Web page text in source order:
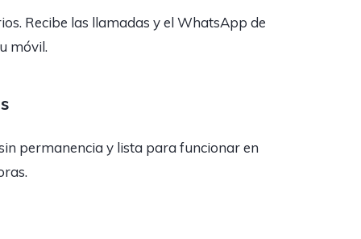
Recibe las llamadas y el WhatsApp de
móvil.
permanencia y lista para funcionar en